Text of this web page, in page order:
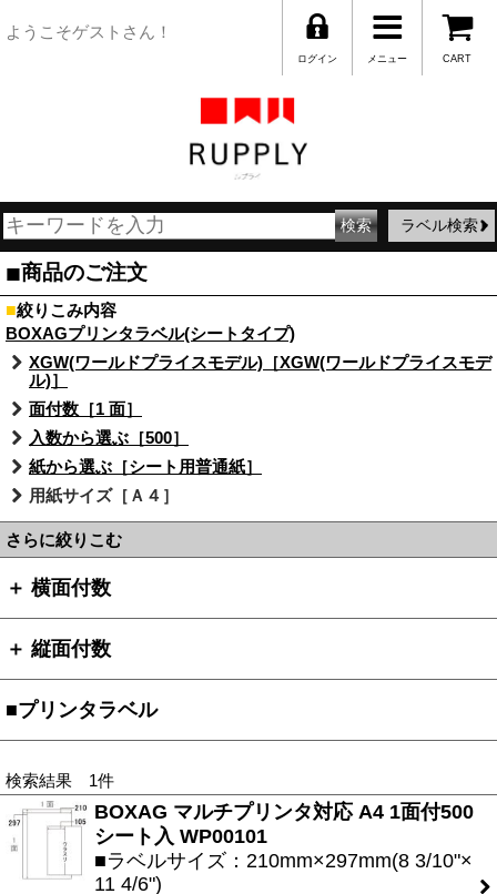
ようこそゲストさん！
CART
メニュー
ログイン
ラベル検索
■商品のご注文
■絞りこみ内容
BOXAGプリンタラベル(シートタイプ)
XGW(ワールドプライスモデル)［XGW(ワールドプライスモデ
ル)］
面付数［1 面］
入数から選ぶ［500］
紙から選ぶ［シート用普通紙］
用紙サイズ［Ａ４］
さらに絞りこむ
＋ 横面付数
＋ 縦面付数
■プリンタラベル
検索結果 1件
BOXAG マルチプリンタ対応 A4 1面付500
シート入 WP00101
■ラベルサイズ：210mm×297mm(8 3/10"×
11 4/6")